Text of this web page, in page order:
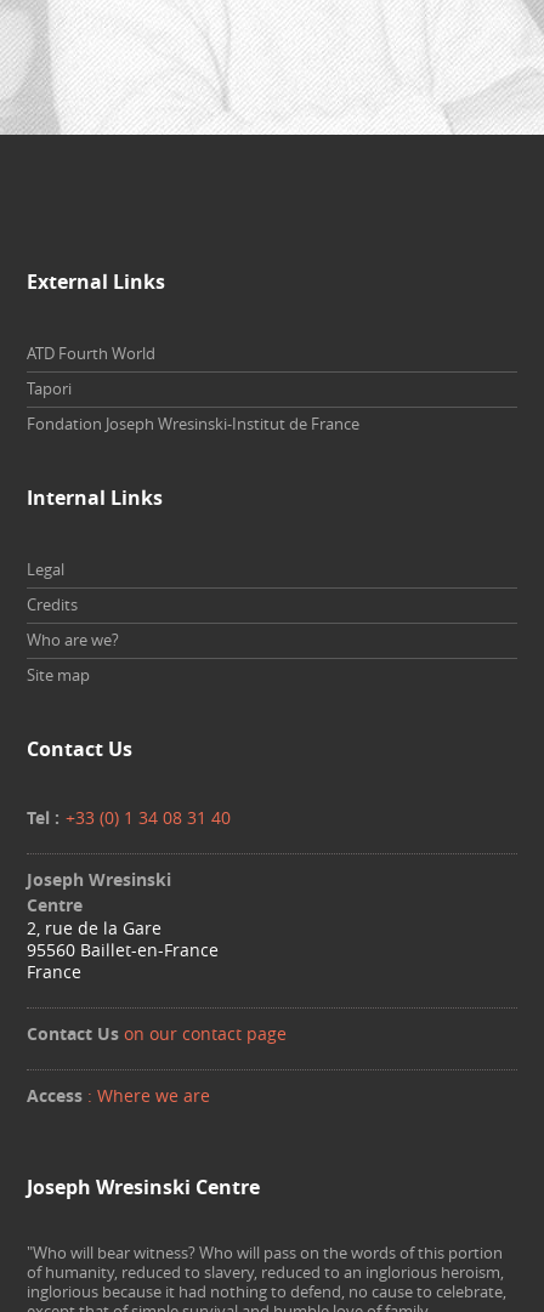
External Links
ATD Fourth World
Tapori
Fondation Joseph Wresinski-Institut de France
Internal Links
Legal
Credits
Who are we?
Site map
Contact Us
Tel : +33 (0) 1 34 08 31 40
Joseph Wresinski
Centre
2, rue de la Gare
95560 Baillet-en-France
France
Contact Us on our contact page
Access : Where we are
Joseph Wresinski Centre
"Who will bear witness? Who will pass on the words of this portion
of humanity, reduced to slavery, reduced to an inglorious heroism,
inglorious because it had nothing to defend, no cause to celebrate,